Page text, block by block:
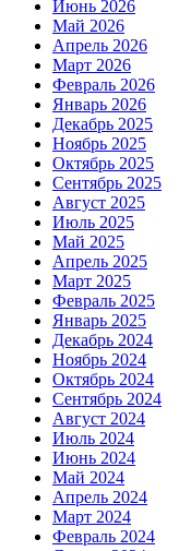
Июнь 2026
Май 2026
Апрель 2026
Март 2026
Февраль 2026
Январь 2026
Декабрь 2025
Ноябрь 2025
Октябрь 2025
Сентябрь 2025
Август 2025
Июль 2025
Май 2025
Апрель 2025
Март 2025
Февраль 2025
Январь 2025
Декабрь 2024
Ноябрь 2024
Октябрь 2024
Сентябрь 2024
Август 2024
Июль 2024
Июнь 2024
Май 2024
Апрель 2024
Март 2024
Февраль 2024